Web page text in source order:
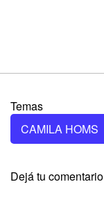
Temas
CAMILA HOMS
Dejá tu comentario